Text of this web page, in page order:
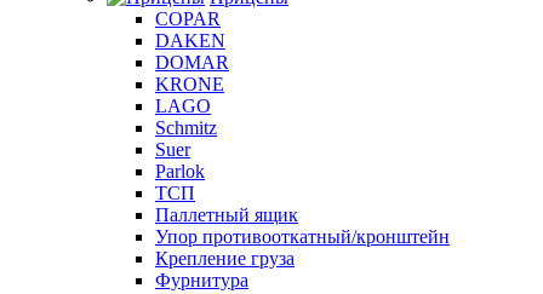
COPAR
DAKEN
DOMAR
KRONE
LAGO
Schmitz
Suer
Parlok
ТСП
Паллетный ящик
Упор противооткатный/кронштейн
Крепление груза
Фурнитура